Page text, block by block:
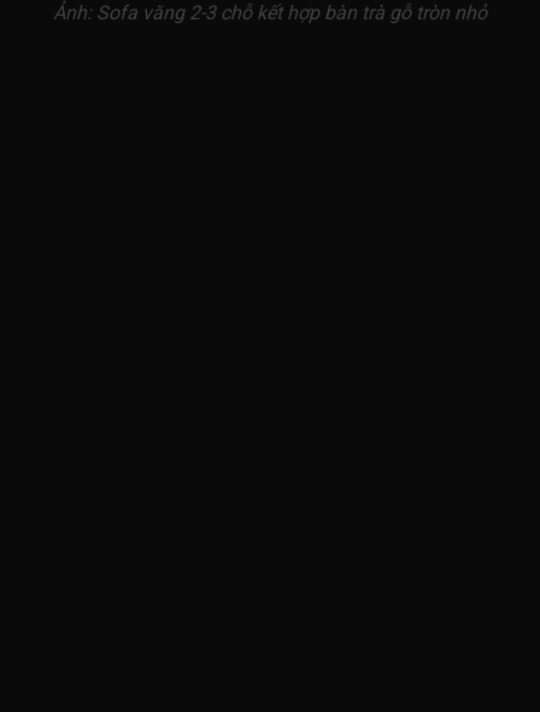
Ảnh: Sofa văng 2-3 chỗ kết hợp bàn trà gỗ tròn nhỏ